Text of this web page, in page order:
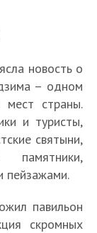
новость о
– одном
страны.
и туристы,
святыни,
пейзажами.
павильон
скромных